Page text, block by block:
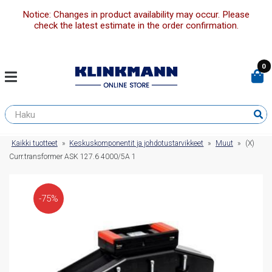
Notice: Changes in product availability may occur. Please
check the latest estimate in the order confirmation.
0
Kaikki tuotteet » Keskuskomponentit ja johdotustarvikkeet » Muut »
(X)
Curr.transformer ASK 127.6 4000/5A 1
-75%